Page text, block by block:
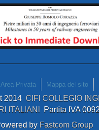
Area Privata Mappa del sito
2014 CIFI COLLEGIO
ITALIANI Partita IVA
by Fastcom Group